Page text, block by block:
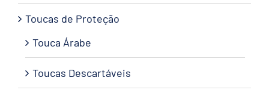
Toucas de Proteção
Touca Árabe
Toucas Descartáveis